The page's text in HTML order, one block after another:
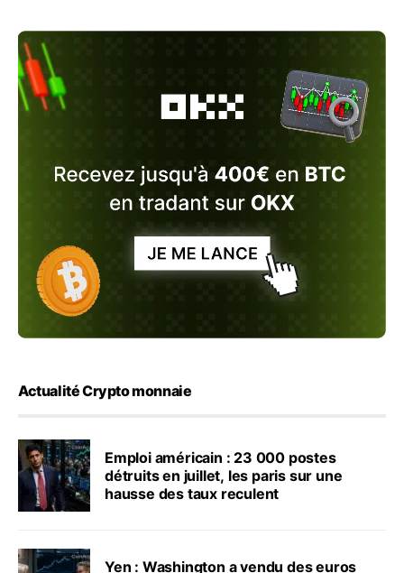
Actualité Crypto monnaie
Emploi américain : 23 000 postes
détruits en juillet, les paris sur une
hausse des taux reculent
Yen : Washington a vendu des euros